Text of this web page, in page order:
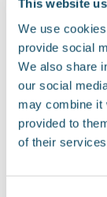
This website
We use
provide social
We also share
our social
may combine it
provided to
of their
Wie viel
Welche
auf einer